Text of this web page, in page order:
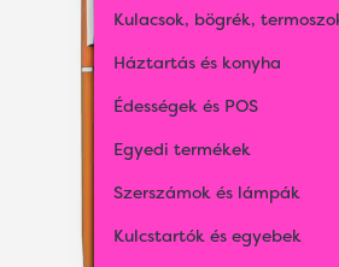
Kulacsok, bögrék,
Háztartás és konyha
Édességek és POS
Egyedi termékek
Szerszámok és lámpák
Kulcstartók és egyebek